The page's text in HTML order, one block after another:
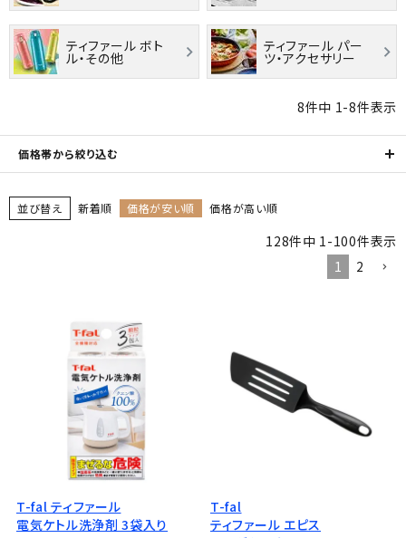
ティファール ボト
ル・その他
ティファール パー
ツ・アクセサリー
8件中 1-8件表示
価格帯から絞り込む
並び替え 新着順 価格が安い順 価格が高い順
128件中 1 -100件表示
1
2
T-fal ティファール
電気ケトル洗浄剤 3袋入り
T-fal
ティファール エピス